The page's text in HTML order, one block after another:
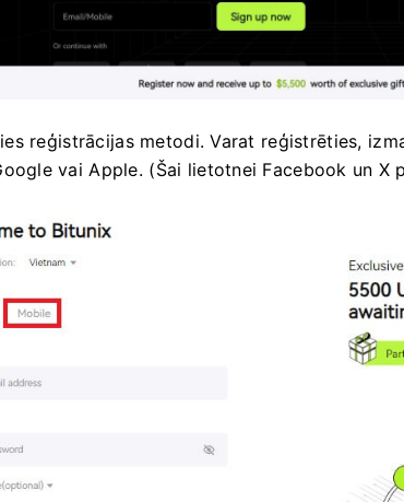
reģistrācijas metodi.Varat reģistrēties,
vai Apple. (Šai lietotnei Facebook un X